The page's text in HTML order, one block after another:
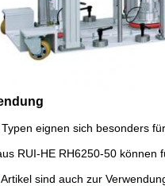
eignen sich besonders
RUI-HE RH6250-50 können
sind auch zur